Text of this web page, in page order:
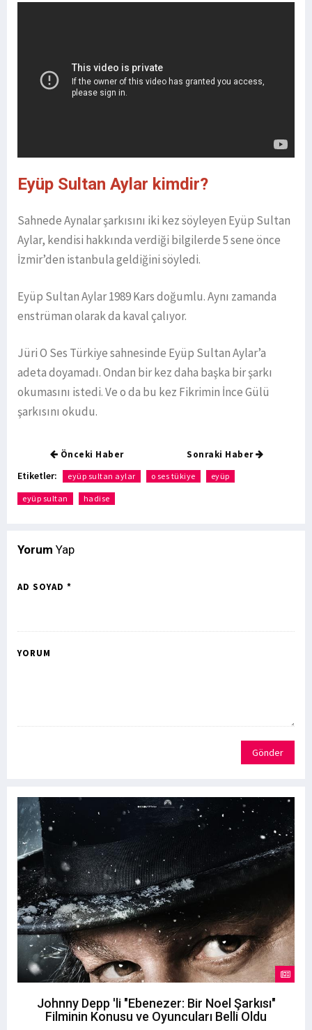
Eyüp Sultan Aylar kimdir?
Sahnede Aynalar şarkısını iki kez söyleyen Eyüp Sultan
Aylar, kendisi hakkında verdiği bilgilerde 5 sene önce
İzmir’den istanbula geldiğini söyledi.
Eyüp Sultan Aylar 1989 Kars doğumlu. Aynı zamanda
enstrüman olarak da kaval çalıyor.
Jüri O Ses Türkiye sahnesinde Eyüp Sultan Aylar’a
adeta doyamadı. Ondan bir kez daha başka bir şarkı
okumasını istedi. Ve o da bu kez Fikrimin İnce Gülü
şarkısını okudu.
Önceki Haber Sonraki Haber
Etiketler: eyüp sultan aylar o ses tükiye eyüp
eyüp sultan hadise
Yorum Yap
AD SOYAD *
YORUM
Gönder
Johnny Depp 'li "Ebenezer: Bir Noel Şarkısı"
Filminin Konusu ve Oyuncuları Belli Oldu